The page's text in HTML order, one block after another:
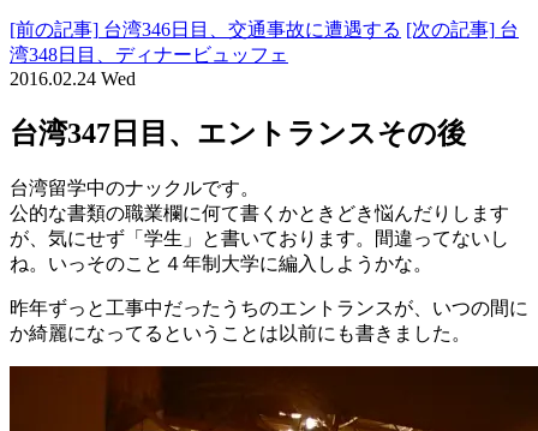
[前の記事] 台湾346日目、交通事故に遭遇する [次の記事] 台
湾348日目、ディナービュッフェ
2016.02.24 Wed
台湾347日目、エントランスその後
台湾留学中のナックルです。
公的な書類の職業欄に何て書くかときどき悩んだりします
が、気にせず「学生」と書いております。間違ってないし
ね。いっそのこと４年制大学に編入しようかな。
昨年ずっと工事中だったうちのエントランスが、いつの間に
か綺麗になってるということは以前にも書きました。